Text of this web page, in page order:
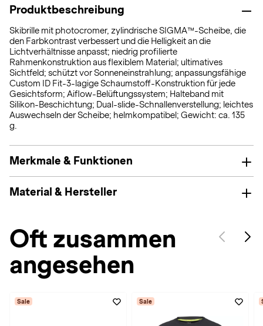
Produktbeschreibung
Skibrille mit photocromer, zylindrische SIGMA™-Scheibe, die
den Farbkontrast verbessert und die Helligkeit an die
Lichtverhältnisse anpasst; niedrig profilierte
Rahmenkonstruktion aus flexiblem Material; ultimatives
Sichtfeld; schützt vor Sonneneinstrahlung; anpassungsfähige
Custom ID Fit-3-lagige Schaumstoff-Konstruktion für jede
Gesichtsform; Aiflow-Belüftungssystem; Halteband mit
Silikon-Beschichtung; Dual-slide-Schnallenverstellung; leichtes
Auswechseln der Scheibe; helmkompatibel; Gewicht: ca. 135
g.
Merkmale & Funktionen
Material & Hersteller
Oft zusammen
angesehen
Sale Sale